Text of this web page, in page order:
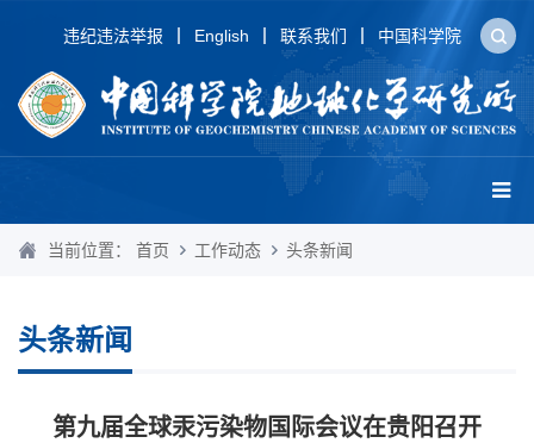
违纪违法举报 English 联系我们 中国科学院
当前位置： 首页 工作动态 头条新闻
头条新闻
第九届全球汞污染物国际会议在贵阳召开